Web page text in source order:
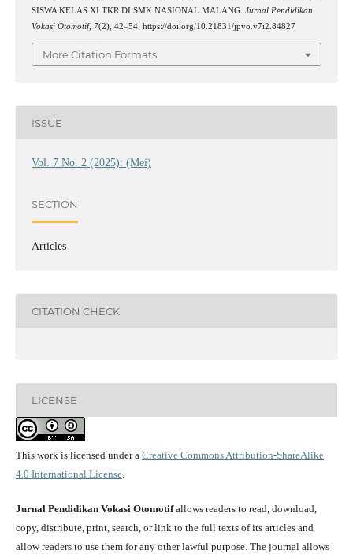
SISWA KELAS XI TKR DI SMK NASIONAL MALANG. Jurnal Pendidikan
Vokasi Otomotif, 7(2), 42–54. https://doi.org/10.21831/jpvo.v7i2.84827
More Citation Formats
ISSUE
Vol. 7 No. 2 (2025): (Mei)
SECTION
Articles
CITATION CHECK
LICENSE
This work is licensed under a Creative Commons Attribution-ShareAlike
4.0 International License.
Jurnal Pendidikan Vokasi Otomotifallows readers to read, download,
copy, distribute, print, search, or link to the full texts of its articles and
allow readers to use them for any other lawful purpose. The journal allows